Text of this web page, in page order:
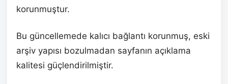
korunmuştur.
Bu güncellemede kalıcı bağlantı korunmuş, eski
arşiv yapısı bozulmadan sayfanın açıklama
kalitesi güçlendirilmiştir.